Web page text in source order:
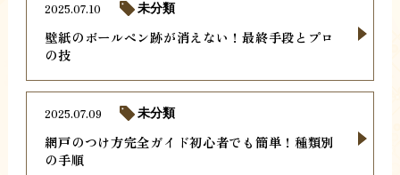
壁紙のボールペン跡が消えない！最終手段とプロ
の技
2025.07.10 未分類
網戸のつけ方完全ガイド初心者でも簡単！種類別
の手順
2025.07.09 未分類